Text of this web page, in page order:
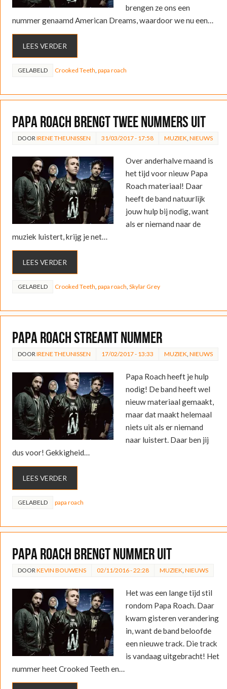
brengen ze ons een
nummer genaamd American Dreams, waardoor we nu een…
LEES VERDER
GELABELD Crooked Teeth papa roach
Papa Roach brengt twee nummers uit
DOOR IRENE THEUNISSEN 31/03/2017 - 17:58 MUZIEK NIEUWS
Over anderhalve maand is
het tijd voor nieuw Papa
Roach materiaal! Daar
heeft de band natuurlijk
jouw hulp bij nodig, want
als er niemand naar de
muziek luistert, krijg je net…
LEES VERDER
GELABELD Crooked Teeth papa roach Skylar Grey
Papa Roach streamt nummer
DOOR IRENE THEUNISSEN 17/02/2017 - 13:33 MUZIEK NIEUWS
Papa Roach heeft je hulp
nodig! De band heeft wel
nieuw materiaal gemaakt,
maar dat maakt helemaal
niets uit als er niemand
naar luistert. Daar ben jij
dus voor! Gekkigheid…
LEES VERDER
GELABELD papa roach
Papa Roach brengt nummer uit
DOOR KEVIN BOUWENS 02/11/2016 - 22:28 MUZIEK NIEUWS
Het was een lange tijd stil
rondom Papa Roach. Daar
kwam gisteren verandering
in, want de band beloofde
een nieuwe track. Die track
is vandaag uitgebracht! Het
nummer heet Crooked Teeth en…